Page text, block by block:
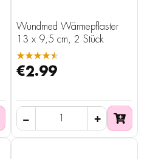
Wundmed Wärmepflaster
13 x 9,5 cm, 2 Stück
★★★★★
€2.99